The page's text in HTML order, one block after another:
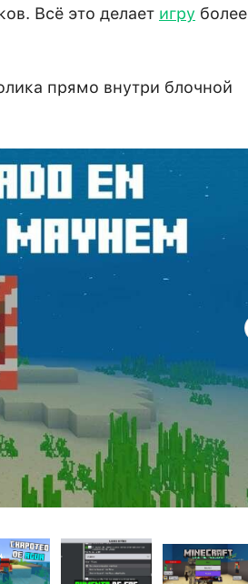
Всё это делает игру более
прямо внутри блочной